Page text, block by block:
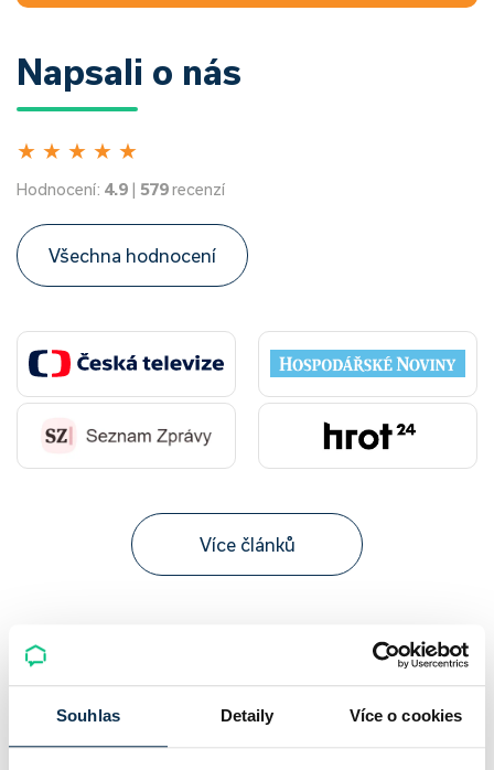
Souhlas Detaily Více o cookies
Napsali o nás
★ ★ ★ ★ ★
Hodnocení: 4.9 | 579recenzí
Všechna hodnocení
Více článků
Nepřehlédněte